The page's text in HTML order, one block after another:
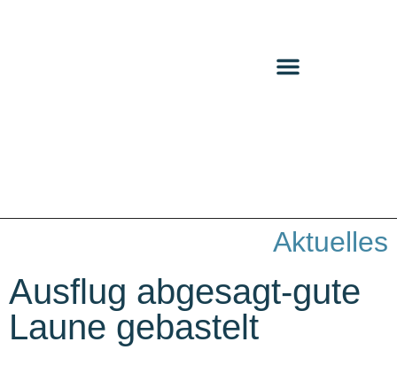
Aktuelles
Ausflug abgesagt-gute
Laune gebastelt